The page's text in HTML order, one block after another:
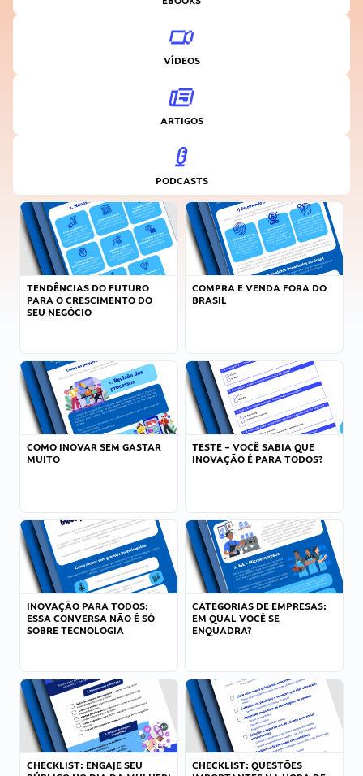
VÍDEOS
ARTIGOS
PODCASTS
TENDÊNCIAS DO FUTURO
PARA O CRESCIMENTO DO
SEU NEGÓCIO
COMPRA E VENDA FORA DO
BRASIL
COMO INOVAR SEM GASTAR
MUITO
TESTE – VOCÊ SABIA QUE
INOVAÇÃO É PARA TODOS?
INOVAÇÃO PARA TODOS:
ESSA CONVERSA NÃO É SÓ
SOBRE TECNOLOGIA
CATEGORIAS DE EMPRESAS:
EM QUAL VOCÊ SE
ENQUADRA?
CHECKLIST: ENGAJE SEU
CHECKLIST: QUESTÕES